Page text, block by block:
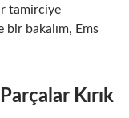
tamirciye
bakalım, Ems
Kırık